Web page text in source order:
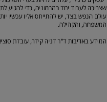
שצריכה לעבוד יחד בהרמוניה, כדי להגיע
עולם הנפש בצד, יש להתייחס אליו עכשיו
המשפחה, והקהילה.
המידע באדיבות ד"ר דניה קידר, עובדת